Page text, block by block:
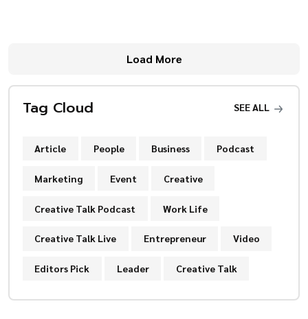
Load More
Tag Cloud SEE ALL
Article People Business Podcast
Marketing Event Creative
Creative Talk Podcast Work Life
Creative Talk Live Entrepreneur Video
Editors Pick Leader Creative Talk